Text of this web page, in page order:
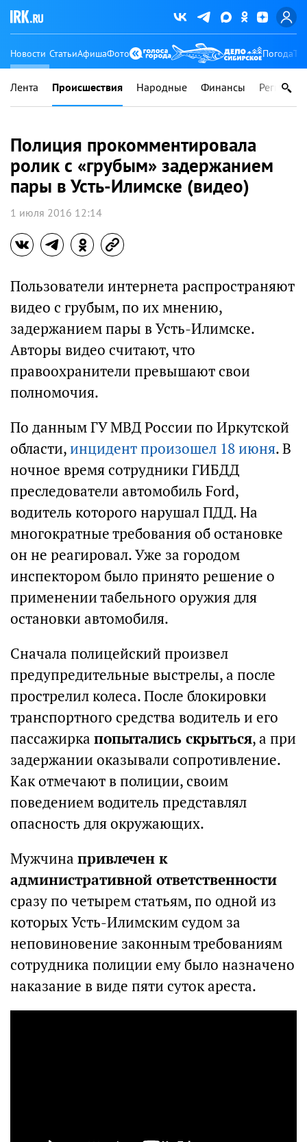
Новости СтатьиАфишаФото Погода
Лента Происшествия Народные Финансы Регионы
Полиция прокомментировала
ролик с «грубым» задержанием
пары в Усть-Илимске (видео)
1 июля 2016 12:14
Пользователи интернета распространяют
видео с грубым, по их мнению,
задержанием пары в Усть-Илимске.
Авторы видео считают, что
правоохранители превышают свои
полномочия.
По данным ГУ МВД России по Иркутской
области,инцидент произошел 18 июня. В
ночное время сотрудники ГИБДД
преследователи автомобиль Ford,
водитель которого нарушал ПДД. На
многократные требования об остановке
он не реагировал. Уже за городом
инспектором было принято решение о
применении табельного оружия для
остановки автомобиля.
Сначала полицейский произвел
предупредительные выстрелы, а после
прострелил колеса. После блокировки
транспортного средства водитель и его
пассажирка попытались скрыться, а при
задержании оказывали сопротивление.
Как отмечают в полиции, своим
поведением водитель представлял
опасность для окружающих.
Мужчина привлечен к
административной ответственности
сразу по четырем статьям, по одной из
которых Усть-Илимским судом за
неповиновение законным требованиям
сотрудника полиции ему было назначено
наказание в виде пяти суток ареста.